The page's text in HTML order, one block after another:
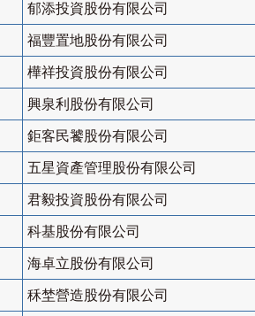
郁添投資股份有限公司
福豐置地股份有限公司
樺祥投資股份有限公司
興泉利股份有限公司
鉅客民饕股份有限公司
五星資產管理股份有限公司
君毅投資股份有限公司
科基股份有限公司
海卓立股份有限公司
秝埜營造股份有限公司